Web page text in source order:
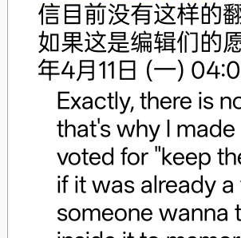
信目前没有这样的
如果这是编辑们的
年4月11日 (一)
Exactly, there is
that's why I
voted for "keep
if it was already
someone wanna